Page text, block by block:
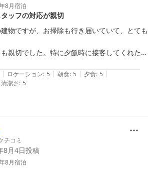
8月宿泊
ッフの対応が親切
物ですが、お掃除も行き届いていて、とても
親切でした。特に夕飯時に接客してくれた方
接客でした。
が残念でしたが、麺のところにあった海藻の
| ロケーション: 5 | 朝食: 5 | 夕食: 5 |
清潔さ: 5
チコミ
8月4日投稿
8月宿泊